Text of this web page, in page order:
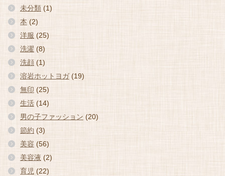
未分類 (1)
本 (2)
洋服 (25)
洗濯 (8)
洗顔 (1)
溶岩ホットヨガ(19)
無印 (25)
生活 (14)
男の子ファッション (20)
節約 (3)
美容 (56)
美容液 (2)
育児 (22)